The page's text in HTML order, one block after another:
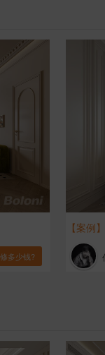
多少钱?
【案例】